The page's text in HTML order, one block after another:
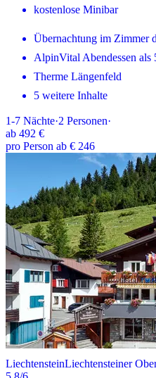
kostenlose Minibar
Übernachtung im Zimmer
AlpinVital Abendessen
Therme Längenfeld
5 weitere Inhalte
1-7 Nächte·2 Personen·
ab 492 €
pro Person ab € 246
LiechtensteinLiechtensteiner